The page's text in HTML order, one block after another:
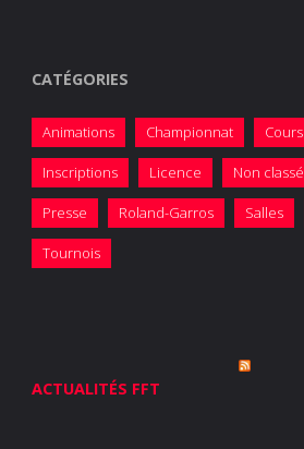
CATÉGORIES
Animations Championnat Cours
Inscriptions Licence Non classé
Presse Roland-Garros Salles
Tournois
ACTUALITÉS FFT